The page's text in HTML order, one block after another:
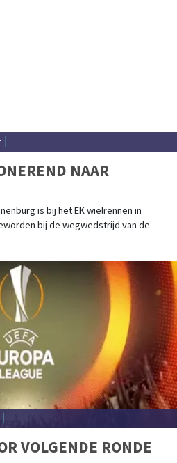
NAAR
is bij het EK wielrennen in
bij de wegwedstrijd van de
VOLGENDE RONDE